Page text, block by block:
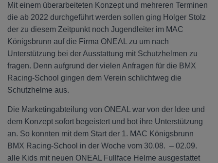
Mit einem überarbeiteten Konzept und mehreren Terminen
die ab 2022 durchgeführt werden sollen ging Holger Stolz
der zu diesem Zeitpunkt noch Jugendleiter im MAC
Königsbrunn auf die Firma ONEAL zu um nach
Unterstützung bei der Ausstattung mit Schutzhelmen zu
fragen. Denn aufgrund der vielen Anfragen für die BMX
Racing-School gingen dem Verein schlichtweg die
Schutzhelme aus.
Die Marketingabteilung von ONEAL war von der Idee und
dem Konzept sofort begeistert und bot ihre Unterstützung
an. So konnten mit dem Start der 1. MAC Königsbrunn
BMX Racing-School in der Woche vom 30.08. – 02.09.
alle Kids mit neuen ONEAL Fullface Helme ausgestattet